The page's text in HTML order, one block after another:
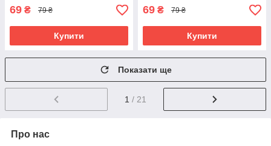
69 ₴ 79 ₴
Купити
69 ₴ 79 ₴
Купити
Показати ще
1 / 21
Про нас